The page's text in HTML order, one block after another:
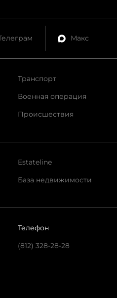
Макс
Транспорт
Военная операция
Происшествия
Estateline
База недвижимости
Телефон
(812) 328-28-28